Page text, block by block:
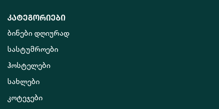
კატეგორიები
ბინები დღიურად
სასტუმროები
ჰოსტელები
სახლები
კოტეჯები